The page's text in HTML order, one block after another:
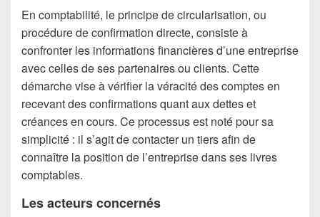
En comptabilité, le principe de circularisation, ou
procédure de confirmation directe, consiste à
confronter les informations financières d’une entreprise
avec celles de ses partenaires ou clients. Cette
démarche vise à vérifier la véracité des comptes en
recevant des confirmations quant aux dettes et
créances en cours. Ce processus est noté pour sa
simplicité : il s’agit de contacter un tiers afin de
connaître la position de l’entreprise dans ses livres
comptables.
Les acteurs concernés